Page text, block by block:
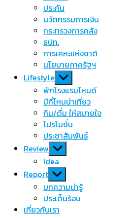
menu
ประกัน
นวัตกรรมการเงิน
กระทรวงการคลัง
ธปท.
การเคหะแห่งชาติ
นโยบายภาครัฐฯ
Lifestyle Show
sub
menu
พักโรงแรมไหนดี
มีที่ไหนน่าเที่ยว
กิน/ดื่ม ให้สบายใจ
โปรโมชั่น
ประชาสัมพันธ์
Review Show
sub
menu
Idea
Report Show
sub
menu
บทความน่ารู้
ประเด็นร้อน
เกี่ยวกับเรา